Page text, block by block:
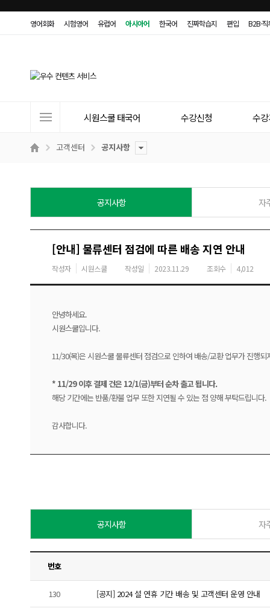
영어회화 시험영어 유럽어 아시아어 한국어 진짜학습지 편입 B2B·
트
시원스쿨 태국어 수강신청 수
고객센터 공지사항
공지사항 자
[안내] 물류센터 점검에 따른 배송 지연 안내
작성자 시원스쿨 작성일 2023.11.29 조회수 4,012
안녕하세요.
시원스쿨입니다.
11/30(목)은 시원스쿨 물류센터 점검으로 인하여 배송/교환 업무가 진행되
* 11/29 이후 결제 건은 12/1(금)부터 순차 출고 됩니다.
해당 기간에는 반품/환불 업무 또한 지연될 수 있는 점 양해 부탁드립니다.
감사합니다.
공지사항 자
번호
130 [공지] 2024 설 연휴 기간 배송 및 고객센터 운영 안내